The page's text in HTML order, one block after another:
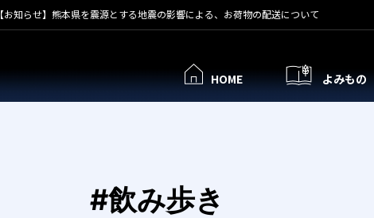
【お知らせ】熊本県を震源とする地震の影響による、お荷物の配送について
HOME よみもの
#飲み歩き